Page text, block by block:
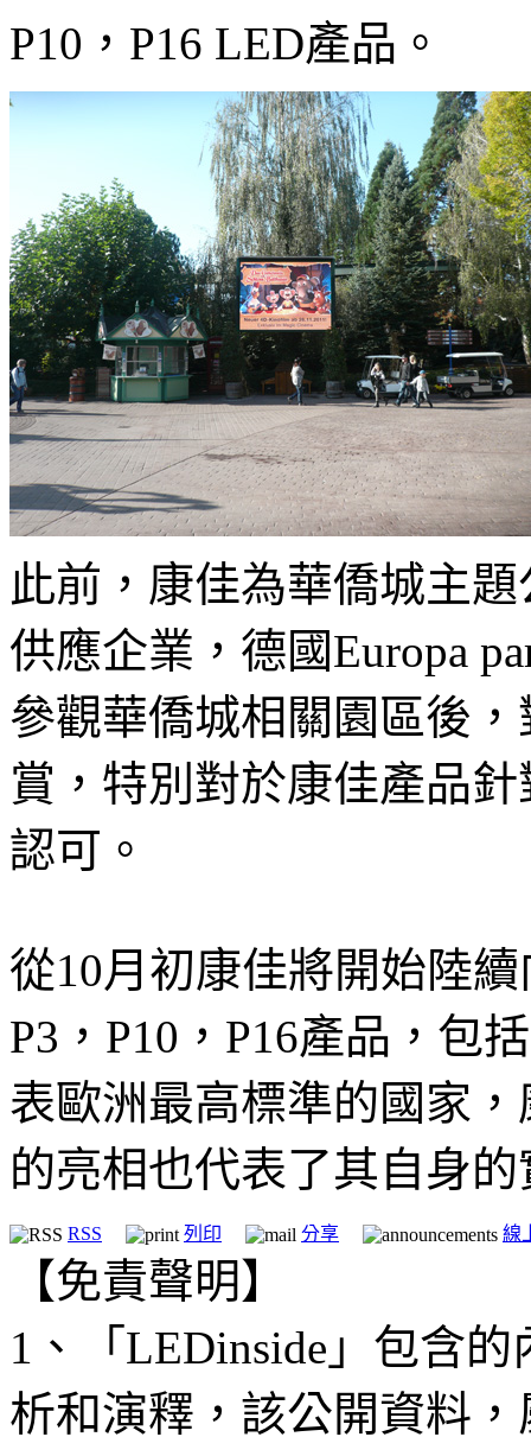
P10，P16 LED產品。
此前，康佳為華僑城主
供應企業，德國Europa
參觀華僑城相關園區後
賞，特別對於康佳產品
認可。
從10月初康佳將開始陸
P3，P10，P16產品，包
表歐洲最高標準的國家
的亮相也代表了其自身
RSS 列印 分享 線
【免責聲明】
1、「LEDinside」包含
析和演釋，該公開資料